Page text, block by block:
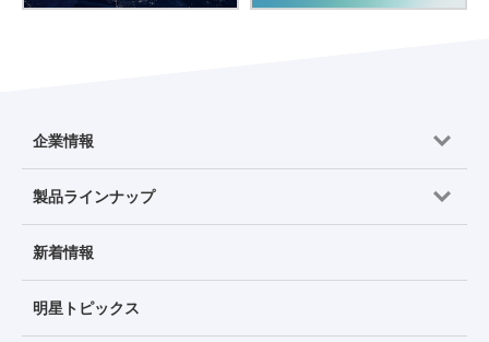
企業情報
製品ラインナップ
新着情報
明星トピックス